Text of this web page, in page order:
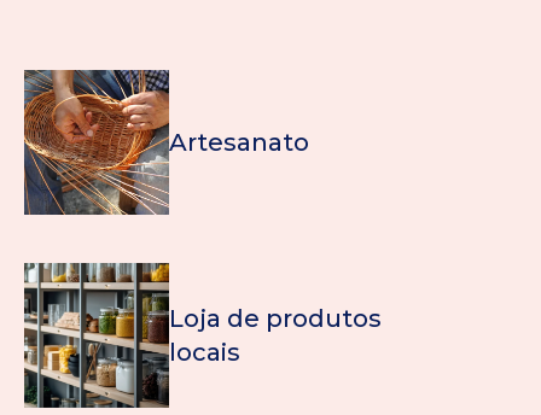
Artesanato
Loja de produtos
locais